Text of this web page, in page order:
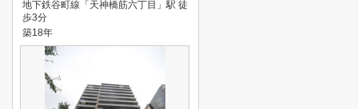
地下鉄谷町線「天神橋筋六丁目」駅 徒
歩3分
築18年